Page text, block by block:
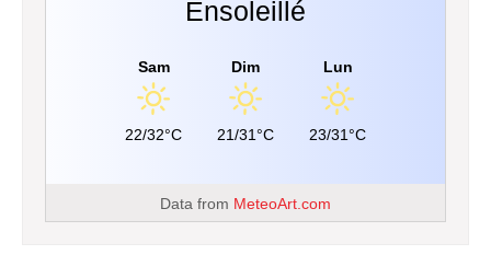
Ensoleillé
Sam
22/32°C
Dim
21/31°C
Lun
23/31°C
Data from MeteoArt.com